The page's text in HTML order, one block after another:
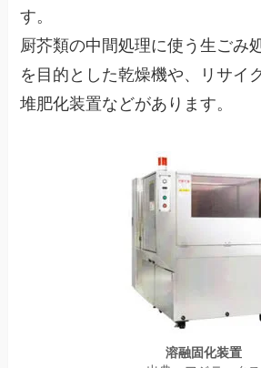
す。
厨芥類の中間処理に使う生ごみ
を目的とした乾燥機や、リサイ
堆肥化装置などがあります。
溶融固化装置